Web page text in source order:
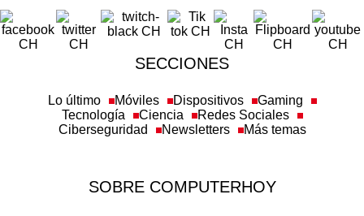
SECCIONES
Lo último Móviles Dispositivos
Gaming
Tecnología
Ciencia
Redes Sociales
Ciberseguridad
Newsletters Más temas
SOBRE COMPUTERHOY